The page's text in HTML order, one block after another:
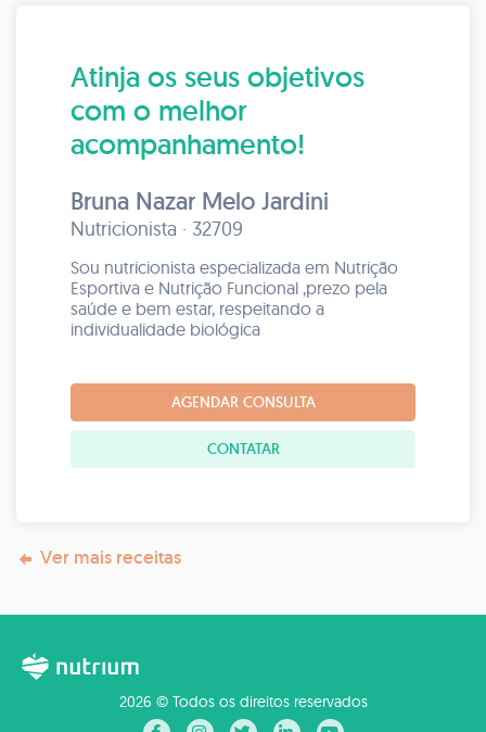
Atinja os seus objetivos
com o melhor
acompanhamento!
Bruna Nazar Melo Jardini
Nutricionista · 32709
Sou nutricionista especializada em Nutrição
Esportiva e Nutrição Funcional ,prezo pela
saúde e bem estar, respeitando a
individualidade biológica
AGENDAR CONSULTA
CONTATAR
Ver mais receitas
2026 © Todos os direitos reservados